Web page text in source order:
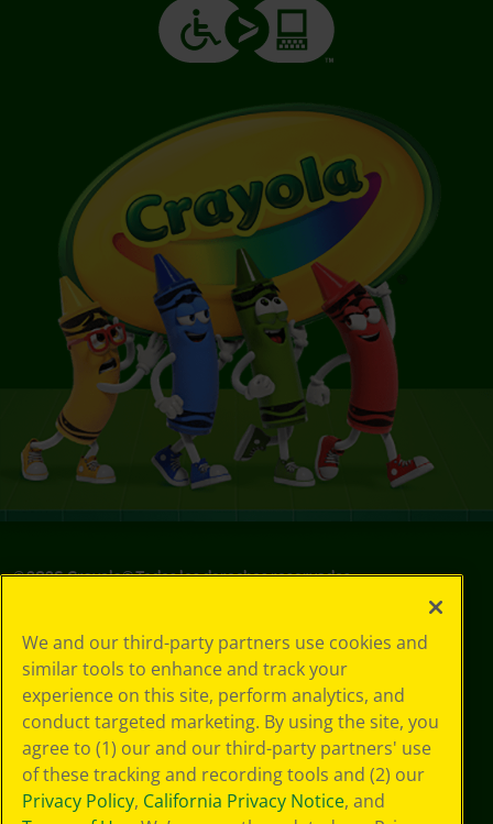
©2026Crayola® Todos los derechos reservados.
de privacidad
Política de
privacidad
Términos de SMS
GDPR
Aviso de
privacidad de CA
Cookie
We and our third-party partners use cookies and
similar tools to enhance and track your
experience on this site, perform analytics, and
conduct targeted marketing. By using the site, you
agree to (1) our and our third-party partners' use
of these tracking and recording tools and (2) our
Privacy Policy, California Privacy Notice, and